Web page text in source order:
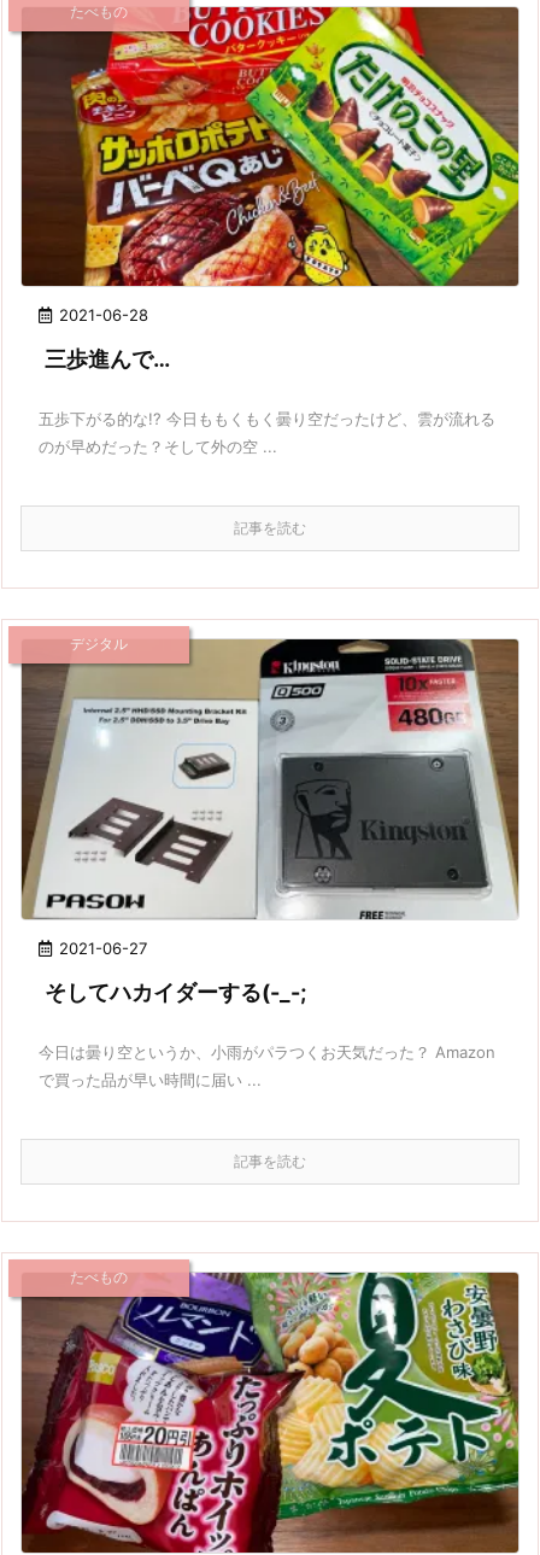
2021-06-28
たべもの
三歩進んで…
五歩下がる的な!? 今日ももくもく曇り空だったけど、雲が流れる
のが早めだった？そして外の空 ...
記事を読む
2021-06-27
デジタル
そしてハカイダーする(-_-;
今日は曇り空というか、小雨がパラつくお天気だった？ Amazon
で買った品が早い時間に届い ...
記事を読む
たべもの